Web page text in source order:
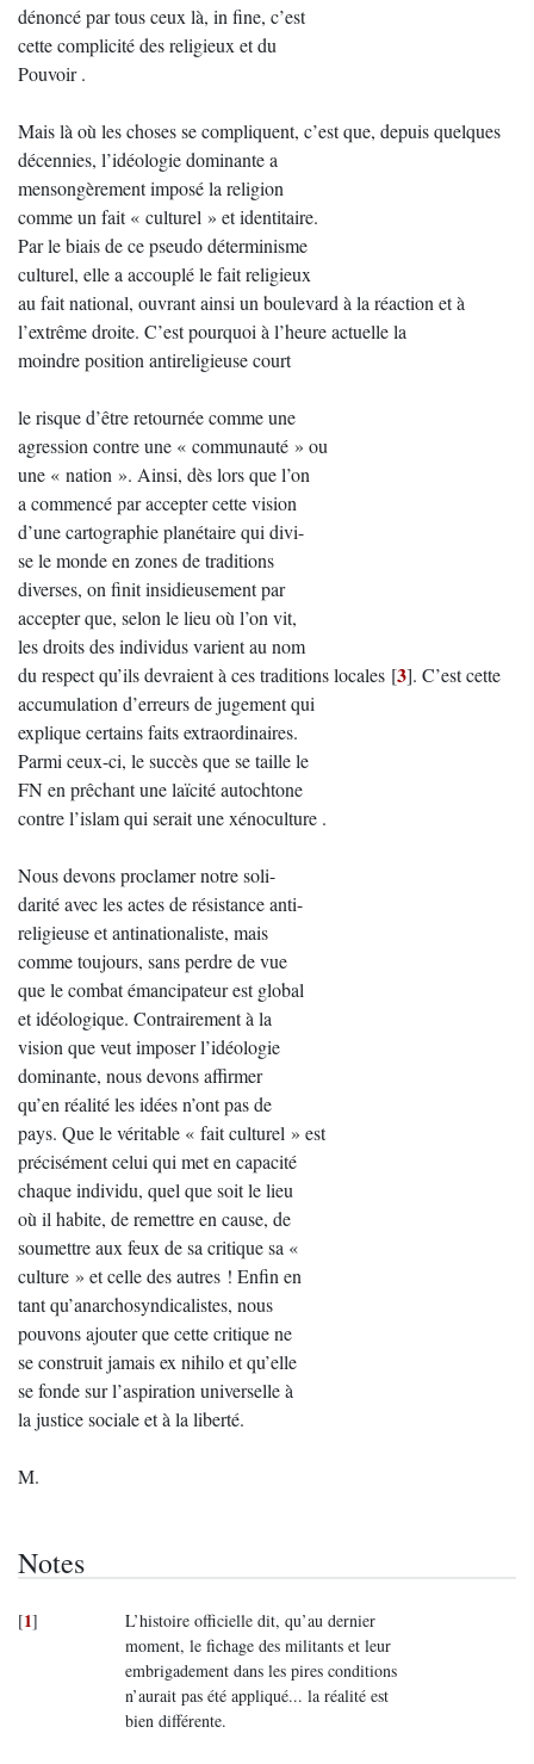
dénoncé par tous ceux là, in fine, c’est
cette complicité des religieux et du
Pouvoir .
Mais là où les choses se compliquent, c’est que, depuis quelques
décennies, l’idéologie dominante a
mensongèrement imposé la religion
comme un fait « culturel » et identitaire.
Par le biais de ce pseudo déterminisme
culturel, elle a accouplé le fait religieux
au fait national, ouvrant ainsi un boulevard à la réaction et à
l’extrême droite. C’est pourquoi à l’heure actuelle la
moindre position antireligieuse court
le risque d’être retournée comme une
agression contre une « communauté » ou
une « nation ». Ainsi, dès lors que l’on
a commencé par accepter cette vision
d’une cartographie planétaire qui divi-
se le monde en zones de traditions
diverses, on finit insidieusement par
accepter que, selon le lieu où l’on vit,
les droits des individus varient au nom
du respect qu’ils devraient à ces traditions locales [3]. C’est cette
accumulation d’erreurs de jugement qui
explique certains faits extraordinaires.
Parmi ceux-ci, le succès que se taille le
FN en prêchant une laïcité autochtone
contre l’islam qui serait une xénoculture .
Nous devons proclamer notre soli-
darité avec les actes de résistance anti-
religieuse et antinationaliste, mais
comme toujours, sans perdre de vue
que le combat émancipateur est global
et idéologique. Contrairement à la
vision que veut imposer l’idéologie
dominante, nous devons affirmer
qu’en réalité les idées n’ont pas de
pays. Que le véritable « fait culturel » est
précisément celui qui met en capacité
chaque individu, quel que soit le lieu
où il habite, de remettre en cause, de
soumettre aux feux de sa critique sa «
culture » et celle des autres ! Enfin en
tant qu’anarchosyndicalistes, nous
pouvons ajouter que cette critique ne
se construit jamais ex nihilo et qu’elle
se fonde sur l’aspiration universelle à
la justice sociale et à la liberté.
M.
Notes
[1]
L’histoire officielle dit, qu’au dernier
moment, le fichage des militants et leur
embrigadement dans les pires conditions
n’aurait pas été appliqué... la réalité est
bien différente.